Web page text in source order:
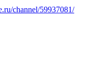
channel/59937081/